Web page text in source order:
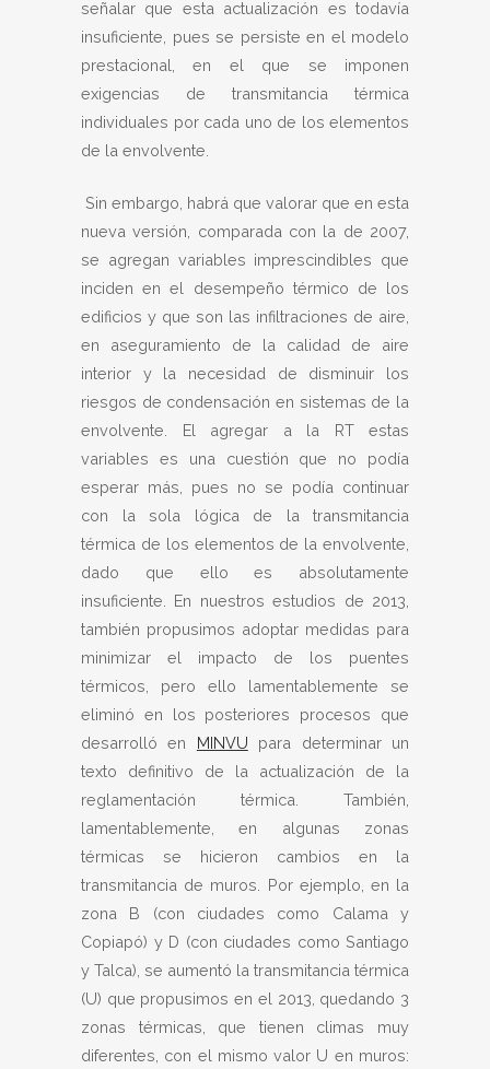
señalar que esta actualización es todavía
insuficiente, pues se persiste en el modelo
prestacional, en el que se imponen
exigencias de transmitancia térmica
individuales por cada uno de los elementos
de la envolvente.
Sin embargo, habrá que valorar que en esta
nueva versión, comparada con la de 2007,
se agregan variables imprescindibles que
inciden en el desempeño térmico de los
edificios y que son las infiltraciones de aire,
en aseguramiento de la calidad de aire
interior y la necesidad de disminuir los
riesgos de condensación en sistemas de la
envolvente. El agregar a la RT estas
variables es una cuestión que no podía
esperar más, pues no se podía continuar
con la sola lógica de la transmitancia
térmica de los elementos de la envolvente,
dado que ello es absolutamente
insuficiente. En nuestros estudios de 2013,
también propusimos adoptar medidas para
minimizar el impacto de los puentes
térmicos, pero ello lamentablemente se
eliminó en los posteriores procesos que
desarrolló en MINVU para determinar un
texto definitivo de la actualización de la
reglamentación térmica. También,
lamentablemente, en algunas zonas
térmicas se hicieron cambios en la
transmitancia de muros. Por ejemplo, en la
zona B (con ciudades como Calama y
Copiapó) y D (con ciudades como Santiago
y Talca), se aumentó la transmitancia térmica
(U) que propusimos en el 2013, quedando 3
zonas térmicas, que tienen climas muy
diferentes, con el mismo valor U en muros: